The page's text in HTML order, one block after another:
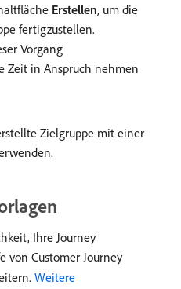
Erstellen, um die
fertigzustellen.
Vorgang
Zeit in Anspruch nehmen
Zielgruppe mit einer
Ihre Journey
von Customer Journey
Weitere